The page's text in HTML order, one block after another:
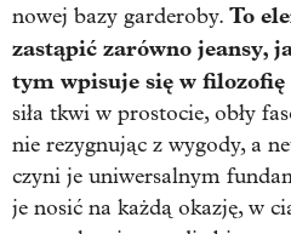
nowej bazy garderoby. To
zastąpić zarówno jeansy,
tym wpisuje się w
siła tkwi w prostocie, obły
nie rezygnując z wygody, a
czyni je uniwersalnym
je nosić na każdą okazję, w